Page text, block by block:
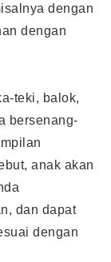
dengan
dengan
teki, balok,
bersenang-
anak akan
dan dapat
dengan